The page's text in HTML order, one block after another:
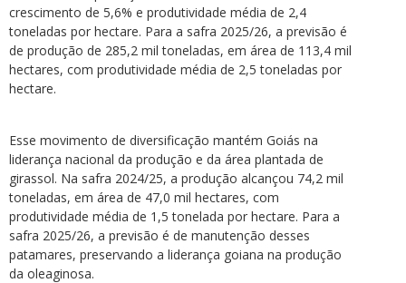
crescimento de 5,6% e produtividade média de 2,4
toneladas por hectare. Para a safra 2025/26, a previsão é
de produção de 285,2 mil toneladas, em área de 113,4 mil
hectares, com produtividade média de 2,5 toneladas por
hectare.
Esse movimento de diversificação mantém Goiás na
liderança nacional da produção e da área plantada de
girassol. Na safra 2024/25, a produção alcançou 74,2 mil
toneladas, em área de 47,0 mil hectares, com
produtividade média de 1,5 tonelada por hectare. Para a
safra 2025/26, a previsão é de manutenção desses
patamares, preservando a liderança goiana na produção
da oleaginosa.